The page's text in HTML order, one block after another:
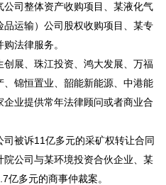
司整体资产收购项目、某液化气
运输）公司股权收购项目、某专
法律服务。
展、珠江投资、鸿大发展、万福
锦恒置业、韶能新能源、中港能
业提供常年法律顾问或者商业合
被诉11亿多元的采矿权转让合同
公司与某环境投资合伙企业、某
亿多元的商事仲裁案。